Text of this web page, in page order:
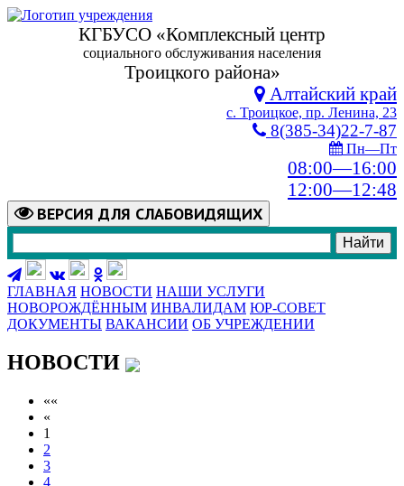
КГБУСО «Комплексный центр
социального обслуживания населения
Троицкого района»
Алтайский край
с. Троицкое, пр. Ленина, 23
8(385-34)22-7-87
Пн—Пт
08:00—16:00
12:00—12:48
ВЕРСИЯ ДЛЯ СЛАБОВИДЯЩИХ
ГЛАВНАЯ НОВОСТИ НАШИ УСЛУГИ
НОВОРОЖДЁННЫМ ИНВАЛИДАМ ЮР-СОВЕТ
ДОКУМЕНТЫ ВАКАНСИИ ОБ УЧРЕЖДЕНИИ
НОВОСТИ
««
«
1
2
3
4